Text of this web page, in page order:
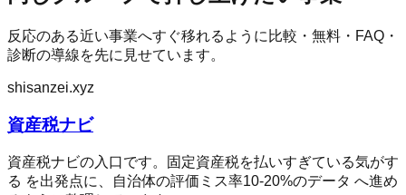
反応のある近い事業へすぐ移れるように比較・無料・FAQ・
診断の導線を先に見せています。
shisanzei.xyz
資産税ナビ
資産税ナビの入口です。固定資産税を払いすぎている気がす
る を出発点に、自治体の評価ミス率10-20%のデータ へ進め